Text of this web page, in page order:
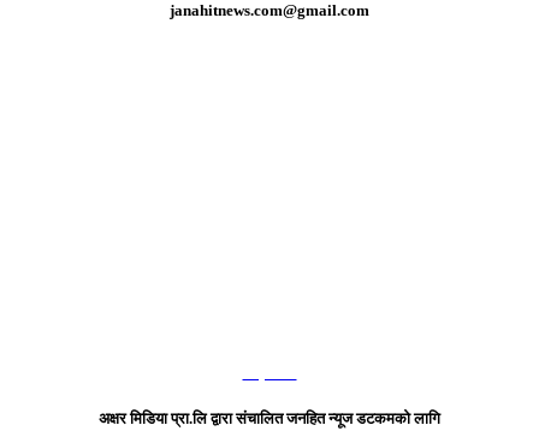
janahitnews.com@gmail.com
अक्षर मिडिया प्रा.लि द्वारा संचालित जनहित न्यूज डटकमको लागि